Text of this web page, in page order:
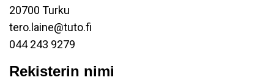
20700 Turku
tero.laine@tuto.fi
044 243 9279
Rekisterin nimi